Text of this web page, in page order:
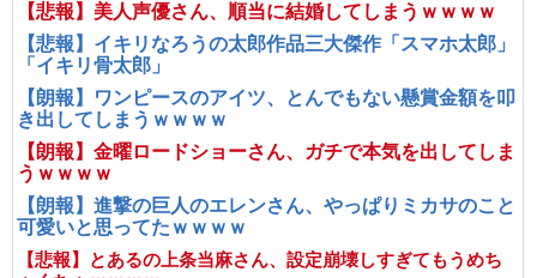
【悲報】美人声優さん、順当に結婚してしまうｗｗｗｗ
【悲報】イキリなろうの太郎作品三大傑作「スマホ太郎」
「イキリ骨太郎」
【朗報】ワンピースのアイツ、とんでもない懸賞金額を叩
き出してしまうｗｗｗｗ
【朗報】金曜ロードショーさん、ガチで本気を出してしま
うｗｗｗｗ
【朗報】進撃の巨人のエレンさん、やっぱりミカサのこと
可愛いと思ってたｗｗｗｗ
【悲報】とあるの上条当麻さん、設定崩壊しすぎてもうめち